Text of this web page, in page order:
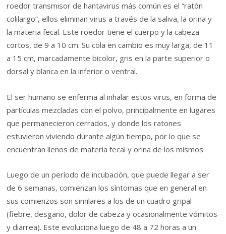
roedor transmisor de hantavirus más común es el “ratón
colilargo”, ellos eliminan virus a través de la saliva, la orina y
la materia fecal. Este roedor tiene el cuerpo y la cabeza
cortos, de 9 a 10 cm. Su cola en cambio es muy larga, de 11
a 15 cm, marcadamente bicolor, gris en la parte superior o
dorsal y blanca en la inferior o ventral.
El ser humano se enferma al inhalar estos virus, en forma de
partículas mezcladas con el polvo, principalmente en lugares
que permanecieron cerrados, y donde los ratones
estuvieron viviendo durante algún tiempo, por lo que se
encuentran llenos de materia fecal y orina de los mismos.
Luego de un período de incubación, que puede llegar a ser
de 6 semanas, comienzan los síntomas que en general en
sus comienzos son similares a los de un cuadro gripal
(fiebre, desgano, dolor de cabeza y ocasionalmente vómitos
y diarrea). Este evoluciona luego de 48 a 72 horas a un